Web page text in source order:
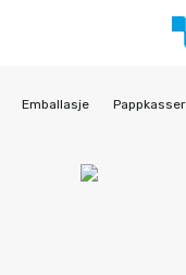
Emballasje Pappkasser